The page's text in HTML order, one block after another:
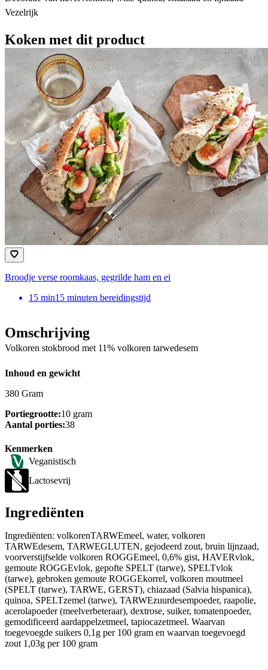
Vezelrijk
Koken met dit product
Broodje verse roomkaas, gegrilde ham en ei
15 min15 minuten bereidingstijd
Omschrijving
Volkoren stokbrood met 11% volkoren tarwedesem
Inhoud en gewicht
380 Gram
Portiegrootte:10 gram
Aantal porties:38
Kenmerken
Veganistisch
Lactosevrij
Ingrediënten
Ingrediënten: volkorenTARWEmeel, water, volkoren
TARWEdesem, TARWEGLUTEN, gejodeerd zout, bruin lijnzaad,
voorverstijfselde volkoren ROGGEmeel, 0,6% gist, HAVERvlok,
gemoute ROGGEvlok, gepofte SPELT (tarwe), SPELTvlok
(tarwe), gebroken gemoute ROGGEkorrel, volkoren moutmeel
(SPELT (tarwe), TARWE, GERST), chiazaad (Salvia hispanica),
quinoa, SPELTzemel (tarwe), TARWEzuurdesempoeder, raapolie,
acerolapoeder (meelverbeteraar), dextrose, suiker, tomatenpoeder,
gemodificeerd aardappelzetmeel, tapiocazetmeel. Waarvan
toegevoegde suikers 0,1g per 100 gram en waarvan toegevoegd
zout 1,03g per 100 gram